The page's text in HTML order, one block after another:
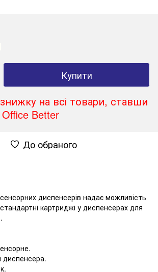
Купити
на всі товари, ставши
Better
До обраного
диспенсерів надає можливість
картриджі у диспенсерах для
диспенсера.